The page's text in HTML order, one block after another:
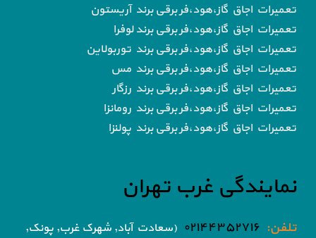
تعمیرات اجاق گاز،هود،فر برقی برند آریستون
تعمیرات اجاق گاز،هود،فر برقی برند لوفرا
تعمیرات اجاق گاز،هود،فر برقی برند توربولاین
تعمیرات اجاق گاز،هود،فر برقی برند مس
تعمیرات اجاق گاز،هود،فر برقی برند رزگار
تعمیرات اجاق گاز،هود،فر برقی برند رومانزا
تعمیرات اجاق گاز،هود،فر برقی برند پولنزا
نمایندگی غرب تهران
تلفن: ۰۲۱۴۴۳۵۲۷۱۶ (سعادت آباد, شهرک غرب, پونک,